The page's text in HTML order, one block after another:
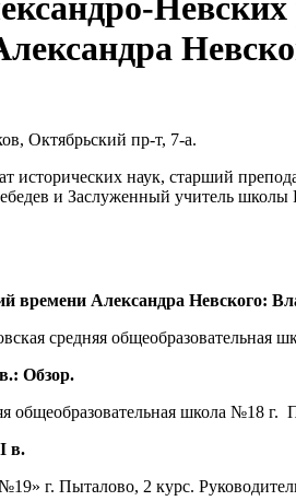
Октябрьский пр-т, 7-а.
исторических наук, старший
и Заслуженный учитель
времени Александра Невского:
средняя общеобразовательная
Обзор.
школа №18 г.
в.
г. Пыталово, 2 курс.